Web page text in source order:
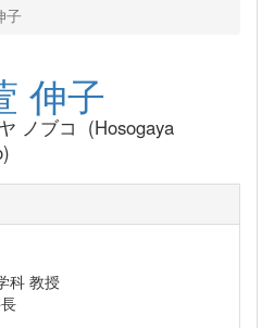
子
伸子
ノブコ (Hosogaya
科 教授